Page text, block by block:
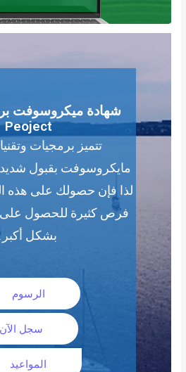
Peoject
تتميز برمجيات
مايكروسوفت بقبول
لذا فإن حصولك على هذه
فرص كثيرة للحصول
بشكل أكبر.
الرسوم
سجل الآن
المواعيد